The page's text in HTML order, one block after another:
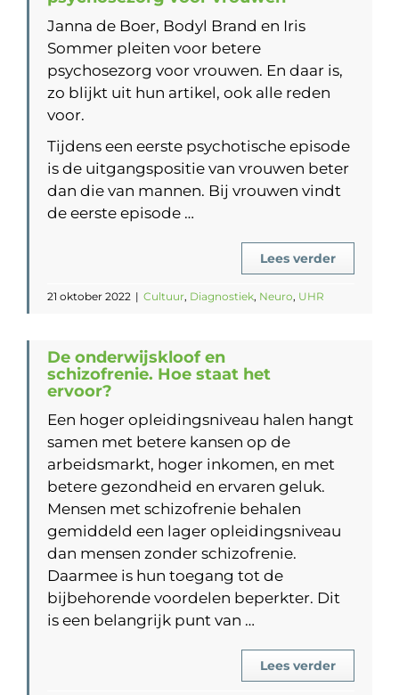
Janna de Boer, Bodyl Brand en Iris
Sommer pleiten voor betere
psychosezorg voor vrouwen. En daar is,
zo blijkt uit hun artikel, ook alle reden
voor.
Tijdens een eerste psychotische episode
is de uitgangspositie van vrouwen beter
dan die van mannen. Bij vrouwen vindt
de eerste episode …
Lees verder
21 oktober 2022 | Cultuur, Diagnostiek, Neuro, UHR
De onderwijskloof en
schizofrenie. Hoe staat het
ervoor?
Een hoger opleidingsniveau halen hangt
samen met betere kansen op de
arbeidsmarkt, hoger inkomen, en met
betere gezondheid en ervaren geluk.
Mensen met schizofrenie behalen
gemiddeld een lager opleidingsniveau
dan mensen zonder schizofrenie.
Daarmee is hun toegang tot de
bijbehorende voordelen beperkter. Dit
is een belangrijk punt van …
Lees verder